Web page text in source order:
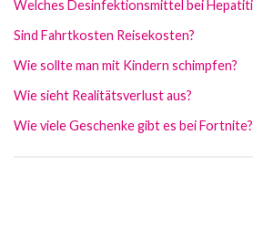
Welches Desinfektionsmittel bei
Sind Fahrtkosten Reisekosten?
Wie sollte man mit Kindern schimpfen?
Wie sieht Realitätsverlust aus?
Wie viele Geschenke gibt es bei Fortnite?